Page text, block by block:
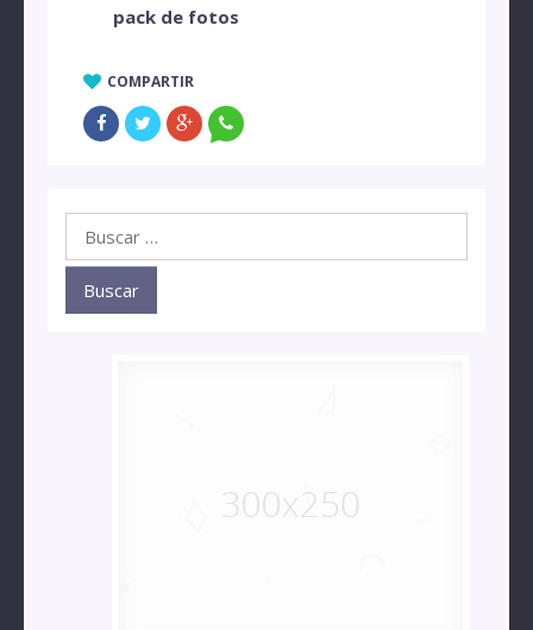
pack de fotos
COMPARTIR